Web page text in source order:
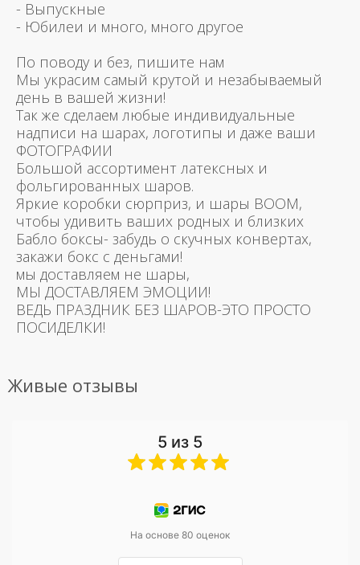
- Выпускные
- Юбилеи и много, много другое
По поводу и без, пишите нам
Мы украсим самый крутой и незабываемый
день в вашей жизни!
Так же сделаем любые индивидуальные
надписи на шарах, логотипы и даже ваши
ФОТОГРАФИИ
Большой ассортимент латексных и
фольгированных шаров.
Яркие коробки сюрприз, и шары BOOM,
чтобы удивить ваших родных и близких
Бабло боксы- забудь о скучных конвертах,
закажи бокс с деньгами!
мы доставляем не шары,
МЫ ДОСТАВЛЯЕМ ЭМОЦИИ!
ВЕДЬ ПРАЗДНИК БЕЗ ШАРОВ-ЭТО ПРОСТО
ПОСИДЕЛКИ!
Живые отзывы
5 из 5
На основе 80 оценок